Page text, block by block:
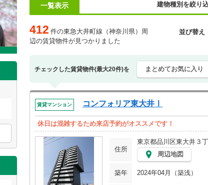
一覧表示 建物種別を絞り
412 件の東急大井町線（神奈川県）周
辺の賃貸物件が見つかりました
並び替え
チェックした賃貸物件(最大20件)を まとめてお気に入り
賃貸マンション コンフォリア東大井Ⅰ
休日は混雑するため来店予約がオススメです！
住所
東京都品川区東大井３
周辺地図
築年 2024年04月（築浅）